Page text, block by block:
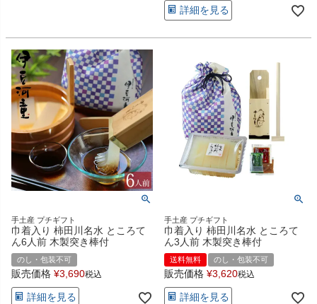
詳細を見る
手土産 プチギフト
巾着入り 柿田川名水 ところて
ん6人前 木製突き棒付
のし・包装不可
販売価格 ¥3,690税込
詳細を見る
手土産 プチギフト
巾着入り 柿田川名水 ところて
ん3人前 木製突き棒付
送料無料 のし・包装不可
販売価格 ¥3,620税込
詳細を見る